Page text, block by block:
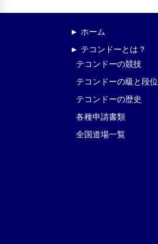
► ホーム
► テコンドーとは？
テコンドーの競技
テコンドーの級と段位
テコンドーの歴史
各種申請書類
全国道場一覧